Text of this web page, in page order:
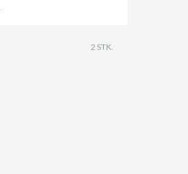
2 STK.